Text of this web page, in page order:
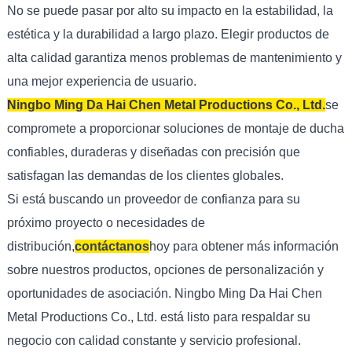
No se puede pasar por alto su impacto en la estabilidad, la
estética y la durabilidad a largo plazo. Elegir productos de
alta calidad garantiza menos problemas de mantenimiento y
una mejor experiencia de usuario.
Ningbo Ming Da Hai Chen Metal Productions Co., Ltd.se
compromete a proporcionar soluciones de montaje de ducha
confiables, duraderas y diseñadas con precisión que
satisfagan las demandas de los clientes globales.
Si está buscando un proveedor de confianza para su
próximo proyecto o necesidades de
distribución,contáctanoshoy para obtener más información
sobre nuestros productos, opciones de personalización y
oportunidades de asociación. Ningbo Ming Da Hai Chen
Metal Productions Co., Ltd. está listo para respaldar su
negocio con calidad constante y servicio profesional.